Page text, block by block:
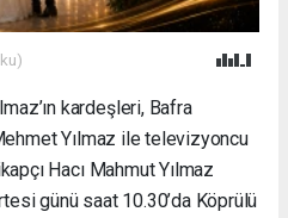
kardeşleri, Bafra
Yılmaz ile televizyoncu
Hacı Mahmut Yılmaz
günü saat 10.30’da Köprülü